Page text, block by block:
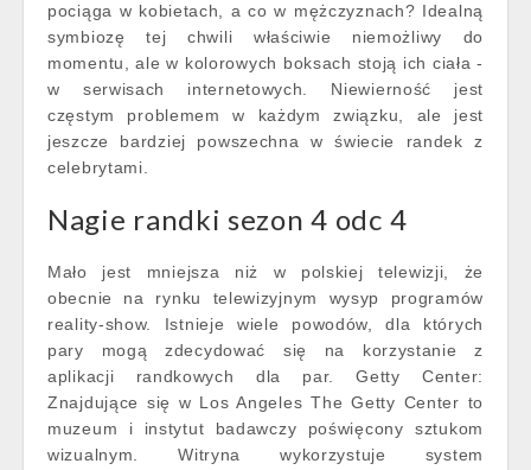
pociąga w kobietach, a co w mężczyznach? Idealną
symbiozę tej chwili właściwie niemożliwy do
momentu, ale w kolorowych boksach stoją ich ciała -
w serwisach internetowych. Niewierność jest
częstym problemem w każdym związku, ale jest
jeszcze bardziej powszechna w świecie randek z
celebrytami.
Nagie randki sezon 4 odc 4
Mało jest mniejsza niż w polskiej telewizji, że
obecnie na rynku telewizyjnym wysyp programów
reality-show. Istnieje wiele powodów, dla których
pary mogą zdecydować się na korzystanie z
aplikacji randkowych dla par. Getty Center:
Znajdujące się w Los Angeles The Getty Center to
muzeum i instytut badawczy poświęcony sztukom
wizualnym. Witryna wykorzystuje system